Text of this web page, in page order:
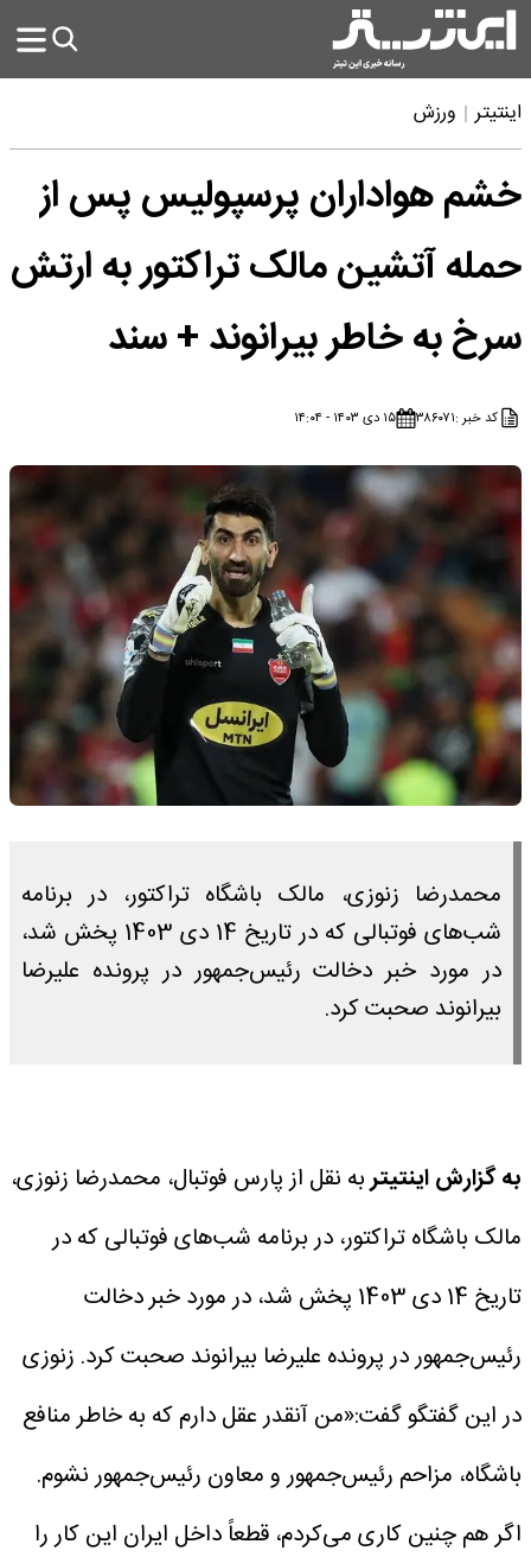
اینتیتر ورزش
خشم هواداران پرسپولیس پس از
حمله آتشین مالک تراکتور به ارتش
سرخ به خاطر بیرانوند + سند
کد خبر :۳۸۶۰۷۱ ۱۵ دی ۱۴۰۳ - ۱۴:۰۴
محمدرضا زنوزی، مالک باشگاه تراکتور، در برنامه
شب‌های فوتبالی که در تاریخ 14 دی 1403 پخش شد،
در مورد خبر دخالت رئیس‌جمهور در پرونده علیرضا
بیرانوند صحبت کرد.
به گزارش اینتیتربه نقل از پارس فوتبال، محمدرضا زنوزی،
مالک باشگاه تراکتور، در برنامه شب‌های فوتبالی که در
تاریخ 14 دی 1403 پخش شد، در مورد خبر دخالت
رئیس‌جمهور در پرونده علیرضا بیرانوند صحبت کرد. زنوزی
در این گفتگو گفت:«من آنقدر عقل دارم که به خاطر منافع
باشگاه، مزاحم رئیس‌جمهور و معاون رئیس‌جمهور نشوم.
اگر هم چنین کاری می‌کردم، قطعاً داخل ایران این کار را